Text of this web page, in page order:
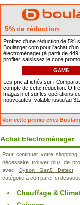
5% de réduction
Profitez d'une réduction de 5%
Boulanger.com pour l'achat d'un
électroménager (à partir de 449
profiter, saisissez le code
GAM5
Les prix affichés sur i-
compte de cette réduction.
magasin et sur les opérations
nouveautés, valable jusqu'au
Voir cette promo chez
Achat Electroménager
Pour continuer votre
nécessaire trouver plus de
avec Dyson Gen5 Detect ,
catégorie à comparer ci-dessous
Chauffage &